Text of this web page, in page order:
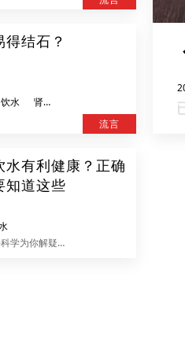
结石？
饮水 肾结石
流言
水有利健康？正确
知道这些
来源：科普中国-科学为你解疑释惑